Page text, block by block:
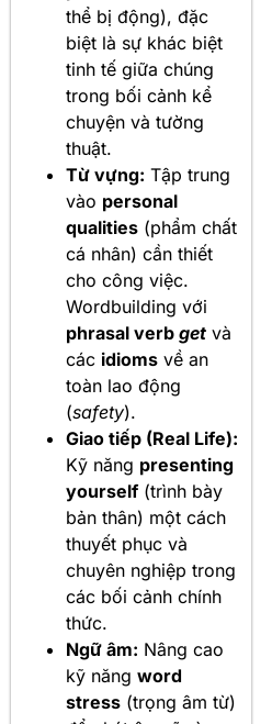
thể bị động), đặc
biệt là sự khác biệt
tinh tế giữa chúng
trong bối cảnh kể
chuyện và tường
thuật.
Từ vựng: Tập trung
vào personal
qualities (phẩm chất
cá nhân) cần thiết
cho công việc.
Wordbuilding với
phrasal verb get và
các idioms về an
toàn lao động
(safety).
Giao tiếp (Real Life):
Kỹ năng presenting
yourself(trình bày
bản thân) một cách
thuyết phục và
chuyên nghiệp trong
các bối cảnh chính
thức.
Ngữ âm: Nâng cao
kỹ năng word
stress (trọng âm từ)